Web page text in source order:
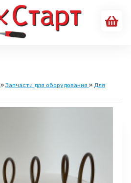
»Запчасти для оборудования » Для